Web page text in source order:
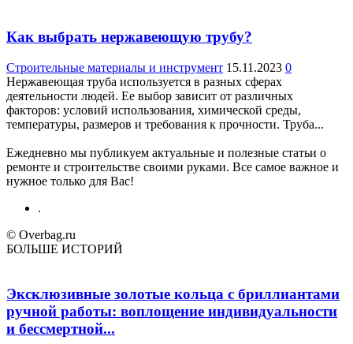
Как выбрать нержавеющую трубу?
Строительные материалы и инструмент 15.11.2023 0
Нержавеющая труба используется в разных сферах
деятельности людей. Ее выбор зависит от различных
факторов: условий использования, химической среды,
температуры, размеров и требования к прочности. Труба...
Ежедневно мы публикуем актуальные и полезные статьи о
ремонте и строительстве своими руками. Все самое важное и
нужное только для Вас!
.
© Overbag.ru
БОЛЬШЕ ИСТОРИЙ
Эксклюзивные золотые кольца с бриллиантами
ручной работы: воплощение индивидуальности
и бессмертной...